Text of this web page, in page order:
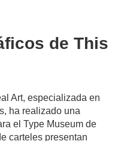
de This
Art, especializada en
ha realizado una
el Type Museum de
carteles presentan